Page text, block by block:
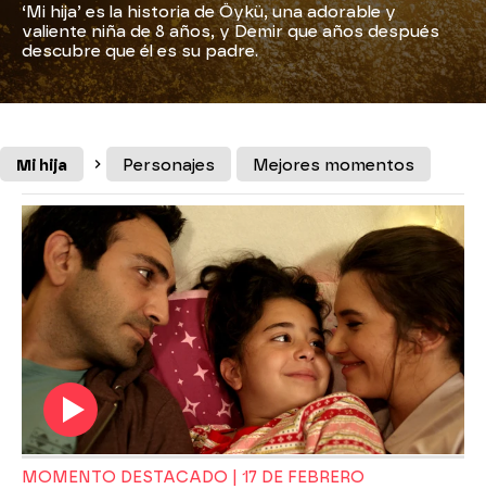
‘Mi hija’ es la historia de Öykü, una adorable y
valiente niña de 8 años, y Demir que años después
descubre que él es su padre.
Mi hija Personajes Mejores momentos
MOMENTO DESTACADO | 17 DE FEBRERO